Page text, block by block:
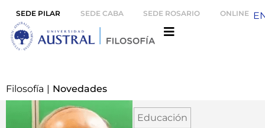
SEDE PILAR SEDE CABA SEDE ROSARIO ONLINE
Filosofía | Novedades
Educación